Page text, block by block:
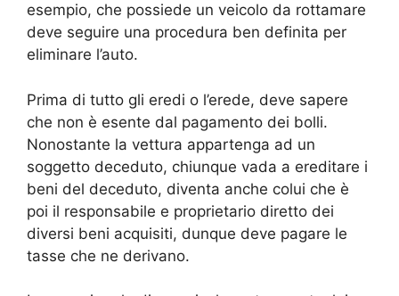
esempio, che possiede un veicolo da rottamare
deve seguire una procedura ben definita per
eliminare l’auto.
Prima di tutto gli eredi o l’erede, deve sapere
che non è esente dal pagamento dei bolli.
Nonostante la vettura appartenga ad un
soggetto deceduto, chiunque vada a ereditare i
beni del deceduto, diventa anche colui che è
poi il responsabile e proprietario diretto dei
diversi beni acquisiti, dunque deve pagare le
tasse che ne derivano.